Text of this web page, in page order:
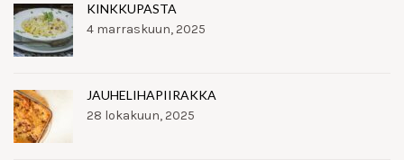
KINKKUPASTA
4 marraskuun, 2025
JAUHELIHAPIIRAKKA
28 lokakuun, 2025